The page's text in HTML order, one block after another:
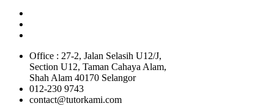
Office : 27-2, Jalan Selasih U12/J,
Section U12, Taman Cahaya Alam,
Shah Alam 40170 Selangor
012-230 9743
contact@tutorkami.com